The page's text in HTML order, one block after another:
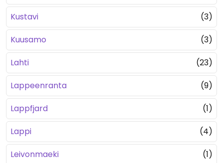
Kustavi
(3)
Kuusamo
(3)
Lahti
(23)
Lappeenranta
(9)
Lappfjard
(1)
Lappi
(4)
Leivonmaeki
(1)